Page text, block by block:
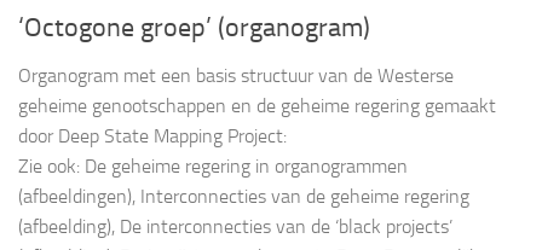
‘Octogone groep’ (organogram)
Organogram met een basis structuur van de Westerse
geheime genootschappen en de geheime regering gemaakt
door Deep State Mapping Project:
Zie ook: De geheime regering in organogrammen
(afbeeldingen), Interconnecties van de geheime regering
(afbeelding), De interconnecties van de ‘black projects’